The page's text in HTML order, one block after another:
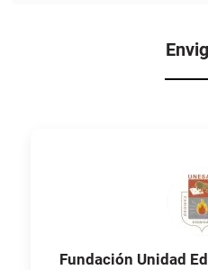
Fundación Unidad